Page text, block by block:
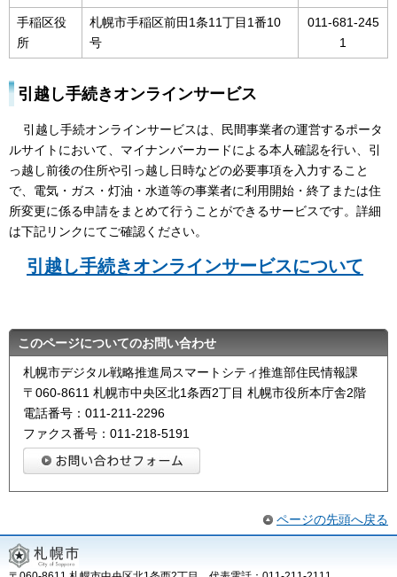
手稲区役
所
札幌市手稲区前田1条11丁目1番10
号
011-681-245
1
引越し手続きオンラインサービス
引越し手続オンラインサービスは、民間事業者の運営するポータ
ルサイトにおいて、マイナンバーカードによる本人確認を行い、引
っ越し前後の住所や引っ越し日時などの必要事項を入力すること
で、電気・ガス・灯油・水道等の事業者に利用開始・終了または住
所変更に係る申請をまとめて行うことができるサービスです。詳細
は下記リンクにてご確認ください。
引越し手続きオンラインサービスについて
このページについてのお問い合わせ
札幌市デジタル戦略推進局スマートシティ推進部住民情報課
〒060-8611 札幌市中央区北1条西2丁目 札幌市役所本庁舎2階
電話番号：011-211-2296
ファクス番号：011-218-5191
ページの先頭へ戻る